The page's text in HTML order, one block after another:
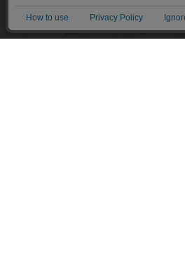
ボードゲームカフェ